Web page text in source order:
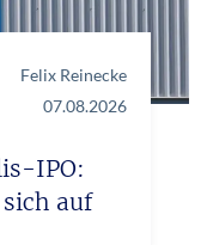
Felix Reinecke
07.08.2026
IPO:
auf